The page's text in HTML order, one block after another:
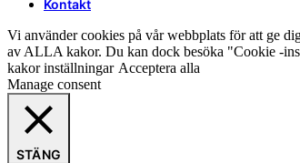
Kontakt
Vi använder cookies på vår webbplats för att ge
av ALLA kakor. Du kan dock besöka "Cookie -
kakor inställningar Acceptera alla
Manage consent
STÄNG